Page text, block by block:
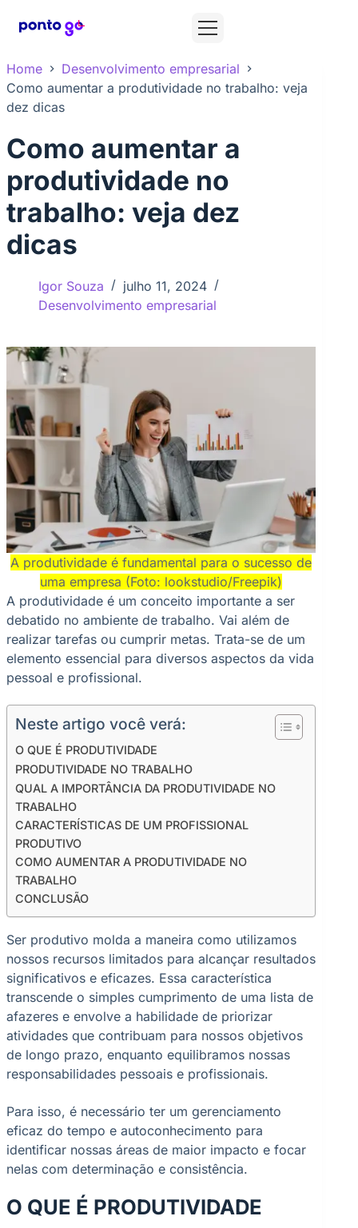
Home
Desenvolvimento empresarial
Como aumentar a produtividade no trabalho: veja
dez dicas
Como aumentar a
produtividade no
trabalho: veja dez
dicas
Igor Souza
julho 11, 2024
Desenvolvimento empresarial
A produtividade é fundamental para o sucesso de
uma empresa (Foto: lookstudio/Freepik)
A produtividade é um conceito importante a ser
debatido no ambiente de trabalho. Vai além de
realizar tarefas ou cumprir metas. Trata-se de um
elemento essencial para diversos aspectos da vida
pessoal e profissional.
Neste artigo você verá:
O QUE É PRODUTIVIDADE
PRODUTIVIDADE NO TRABALHO
QUAL A IMPORTÂNCIA DA PRODUTIVIDADE NO
TRABALHO
CARACTERÍSTICAS DE UM PROFISSIONAL
PRODUTIVO
COMO AUMENTAR A PRODUTIVIDADE NO
TRABALHO
CONCLUSÃO
Ser produtivo molda a maneira como utilizamos
nossos recursos limitados para alcançar resultados
significativos e eficazes. Essa característica
transcende o simples cumprimento de uma lista de
afazeres e envolve a habilidade de priorizar
atividades que contribuam para nossos objetivos
de longo prazo, enquanto equilibramos nossas
responsabilidades pessoais e profissionais.
Para isso, é necessário ter um gerenciamento
eficaz do tempo e autoconhecimento para
identificar nossas áreas de maior impacto e focar
nelas com determinação e consistência.
O QUE É PRODUTIVIDADE